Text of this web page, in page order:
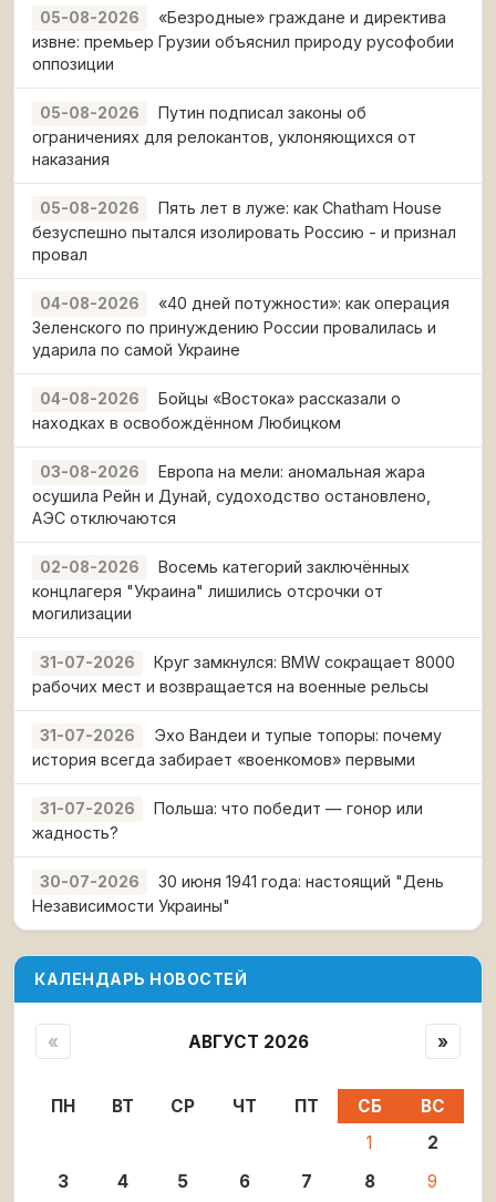
05-08-2026
«Безродные» граждане и директива
извне: премьер Грузии объяснил природу русофобии
оппозиции
05-08-2026
Путин подписал законы об
ограничениях для релокантов, уклоняющихся от
наказания
05-08-2026
Пять лет в луже: как Chatham House
безуспешно пытался изолировать Россию - и признал
провал
04-08-2026
«40 дней потужности»: как операция
Зеленского по принуждению России провалилась и
ударила по самой Украине
04-08-2026
Бойцы «Востока» рассказали о
находках в освобождённом Любицком
03-08-2026
Европа на мели: аномальная жара
осушила Рейн и Дунай, судоходство остановлено,
АЭС отключаются
02-08-2026
Восемь категорий заключённых
концлагеря "Украина" лишились отсрочки от
могилизации
31-07-2026
Круг замкнулся: BMW сокращает 8000
рабочих мест и возвращается на военные рельсы
31-07-2026
Эхо Вандеи и тупые топоры: почему
история всегда забирает «военкомов» первыми
31-07-2026
Польша: что победит — гонор или
жадность?
30-07-2026
30 июня 1941 года: настоящий "День
Независимости Украины"
КАЛЕНДАРЬ НОВОСТЕЙ
« АВГУСТ 2026 »
ПН ВТ СР ЧТ ПТ СБ
ВС
1
2
3
4 5 6 7 8
9